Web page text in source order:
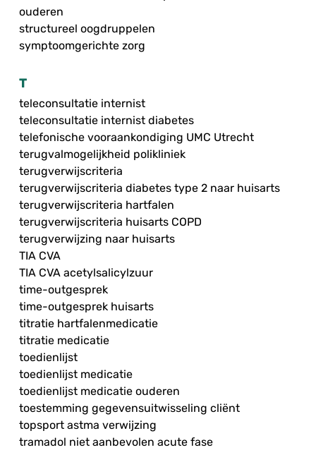
ouderen
structureel oogdruppelen
symptoomgerichte zorg
T
teleconsultatie internist
teleconsultatie internist diabetes
telefonische vooraankondiging UMC Utrecht
terugvalmogelijkheid polikliniek
terugverwijscriteria
terugverwijscriteria diabetes type 2 naar huisarts
terugverwijscriteria hartfalen
terugverwijscriteria huisarts COPD
terugverwijzing naar huisarts
TIA CVA
TIA CVA acetylsalicylzuur
time-outgesprek
time-outgesprek huisarts
titratie hartfalenmedicatie
titratie medicatie
toedienlijst
toedienlijst medicatie
toedienlijst medicatie ouderen
toestemming gegevensuitwisseling cliënt
topsport astma verwijzing
tramadol niet aanbevolen acute fase